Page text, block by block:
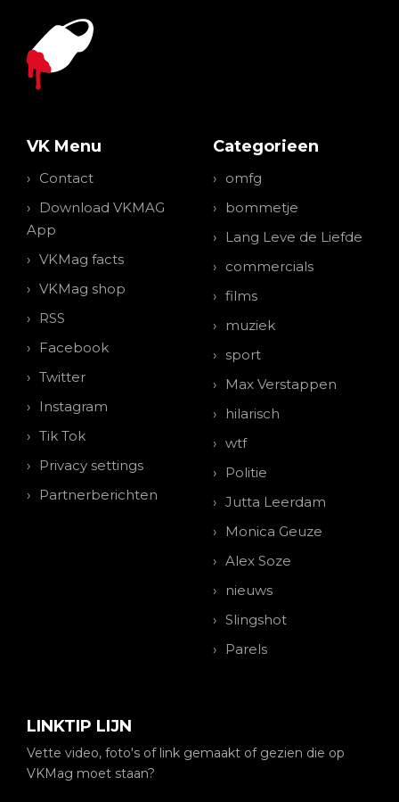
VK Menu
Contact
Download VKMAG
App
VKMag facts
VKMag shop
RSS
Facebook
Twitter
Instagram
Tik Tok
Privacy settings
Partnerberichten
Categorieen
omfg
bommetje
Lang Leve de Liefde
commercials
films
muziek
sport
Max Verstappen
hilarisch
wtf
Politie
Jutta Leerdam
Monica Geuze
Alex Soze
nieuws
Slingshot
Parels
LINKTIP LIJN
Vette video, foto's of link gemaakt of gezien die op
VKMag moet staan?